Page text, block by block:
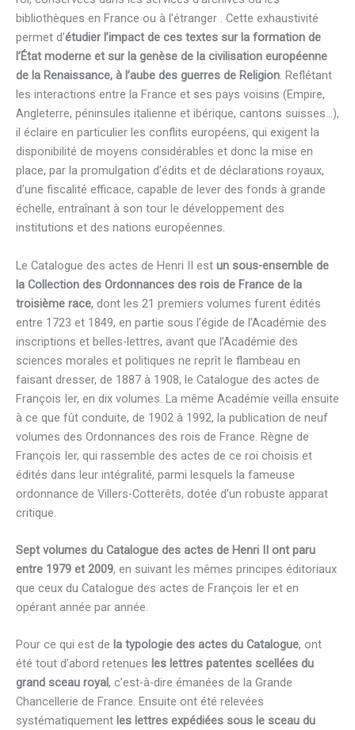
bibliothèques en France ou à l’étranger . Cette exhaustivité
permet d’étudier l’impact de ces textes sur la formation de
l’État moderne et sur la genèse de la civilisation européenne
de la Renaissance, à l’aube des guerres de Religion. Reflétant
les interactions entre la France et ses pays voisins (Empire,
Angleterre, péninsules italienne et ibérique, cantons suisses…),
il éclaire en particulier les conflits européens, qui exigent la
disponibilité de moyens considérables et donc la mise en
place, par la promulgation d’édits et de déclarations royaux,
d’une fiscalité efficace, capable de lever des fonds à grande
échelle, entraînant à son tour le développement des
institutions et des nations européennes.
Le Catalogue des actes de Henri II est un sous-ensemble de
la Collection des Ordonnances des rois de France de la
troisième race, dont les 21 premiers volumes furent édités
entre 1723 et 1849, en partie sous l’égide de l’Académie des
inscriptions et belles-lettres, avant que l’Académie des
sciences morales et politiques ne reprît le flambeau en
faisant dresser, de 1887 à 1908, le Catalogue des actes de
François Ier, en dix volumes. La même Académie veilla ensuite
à ce que fût conduite, de 1902 à 1992, la publication de neuf
volumes des Ordonnances des rois de France. Règne de
François Ier, qui rassemble des actes de ce roi choisis et
édités dans leur intégralité, parmi lesquels la fameuse
ordonnance de Villers-Cotterêts, dotée d’un robuste apparat
critique.
Sept volumes du Catalogue des actes de Henri II ont paru
entre 1979 et 2009, en suivant les mêmes principes éditoriaux
que ceux du Catalogue des actes de François Ier et en
opérant année par année.
Pour ce qui est de la typologie des actes du Catalogue, ont
été tout d’abord retenues les lettres patentes scellées du
grand sceau royal, c’est-à-dire émanées de la Grande
Chancellerie de France. Ensuite ont été relevées
systématiquement les lettres expédiées sous le sceau du